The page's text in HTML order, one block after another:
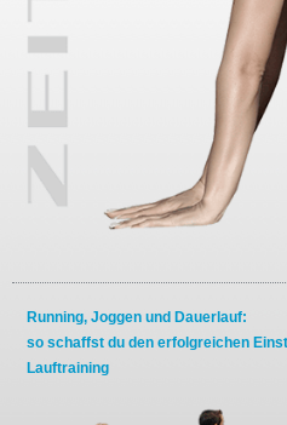
Running, Joggen und Dauerlauf:
so schaffst du den erfolgreichen
Lauftraining